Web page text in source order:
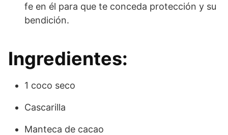
fe en él para que te conceda protección y su
bendición.
Ingredientes:
1 coco seco
Cascarilla
Manteca de cacao